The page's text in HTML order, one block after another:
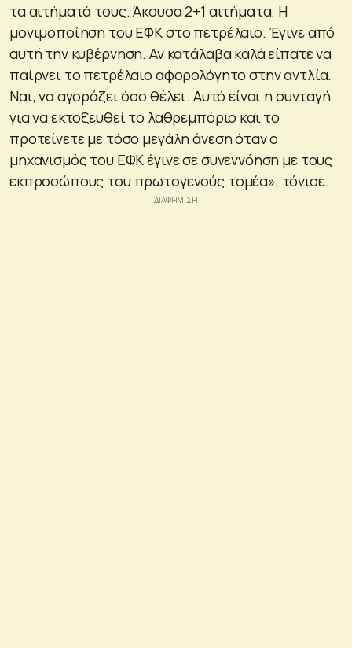
τα αιτήματά τους. Άκουσα 2+1 αιτήματα. Η
μονιμοποίηση του ΕΦΚ στο πετρέλαιο. Έγινε από
αυτή την κυβέρνηση. Αν κατάλαβα καλά είπατε να
παίρνει το πετρέλαιο αφορολόγητο στην αντλία.
Ναι, να αγοράζει όσο θέλει. Αυτό είναι η συνταγή
για να εκτοξευθεί το λαθρεμπόριο και το
προτείνετε με τόσο μεγάλη άνεση όταν ο
μηχανισμός του ΕΦΚ έγινε σε συνεννόηση με τους
εκπροσώπους του πρωτογενούς τομέα», τόνισε.